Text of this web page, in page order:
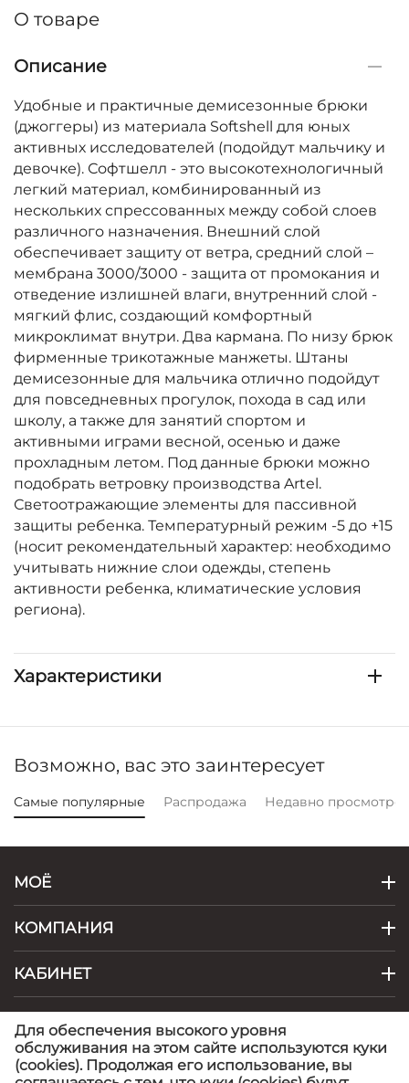
О товаре
Описание
Удобные и практичные демисезонные брюки
(джоггеры) из материала Softshell для юных
активных исследователей (подойдут мальчику и
девочке). Софтшелл - это высокотехнологичный
легкий материал, комбинированный из
нескольких спрессованных между собой слоев
различного назначения. Внешний слой
обеспечивает защиту от ветра, средний слой –
мембрана 3000/3000 - защита от промокания и
отведение излишней влаги, внутренний слой -
мягкий флис, создающий комфортный
микроклимат внутри. Два кармана. По низу брюк
фирменные трикотажные манжеты. Штаны
демисезонные для мальчика отлично подойдут
для повседневных прогулок, похода в сад или
школу, а также для занятий спортом и
активными играми весной, осенью и даже
прохладным летом. Под данные брюки можно
подобрать ветровку производства Artel.
Светоотражающие элементы для пассивной
защиты ребенка. Температурный режим -5 до +15
(носит рекомендательный характер: необходимо
учитывать нижние слои одежды, степень
активности ребенка, климатические условия
региона).
Характеристики
Возможно, вас это заинтересует
Самые популярные Распродажа Недавно
МОЁ
КОМПАНИЯ
КАБИНЕТ
КОНТАКТЫ
© 1999 - 2026 Artel - фабрика детской одежды.
Для обеспечения высокого уровня
обслуживания на этом сайте используются куки
(cookies). Продолжая его использование, вы